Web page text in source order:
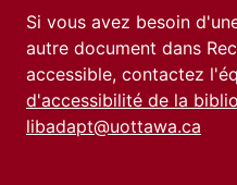
Si vous avez besoin
autre document dans
accessible, contactez
d'accessibilité de la
libadapt@uottawa.ca